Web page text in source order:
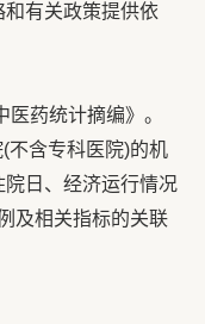
有关政策提供依
药统计摘编》。
不含专科医院)的机
日、经济运行情况
及相关指标的关联